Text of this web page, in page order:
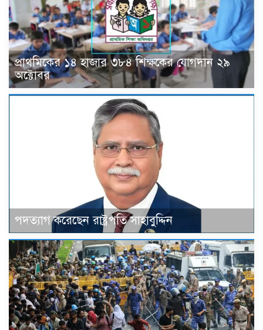
প্রাথমিকের ১৪ হাজার ৩৮৪ শিক্ষকের যোগদান ২৯
অক্টোবর
পদত্যাগ করেছেন রাষ্ট্রপতি সাহাবুদ্দিন